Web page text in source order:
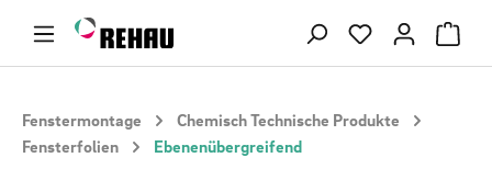
Zum Hauptinhalt springen Du hast 0
Fenstermontage
Chemisch Technische Produkte
Fensterfolien
Ebenenübergreifend